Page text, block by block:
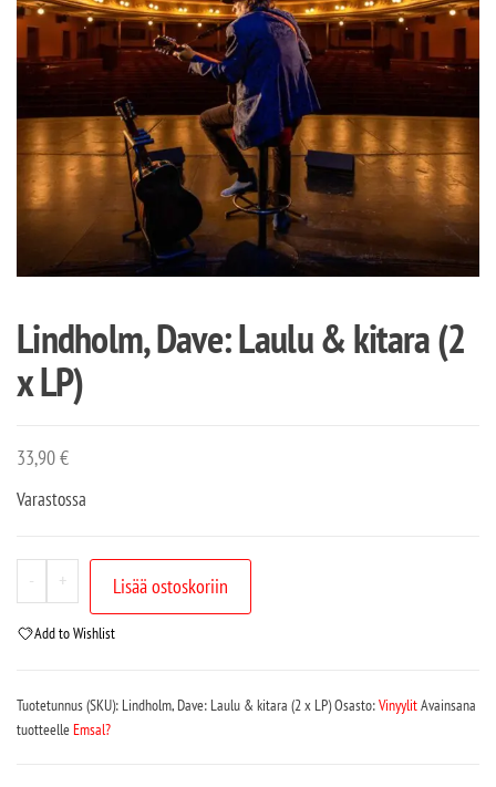
Lindholm, Dave: Laulu & kitara (2
x LP)
33,90€
Varastossa
- + Lisää ostoskoriin
Add to Wishlist
Tuotetunnus (SKU): Lindholm, Dave: Laulu & kitara (2 x LP)Osasto:VinyylitAvainsana
tuotteelleEmsal?